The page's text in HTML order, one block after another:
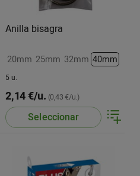
Anilla bisagra
20mm 25mm 32mm 40mm
5 u.
2,14 €/u. (0,43 €/u.)
Seleccionar